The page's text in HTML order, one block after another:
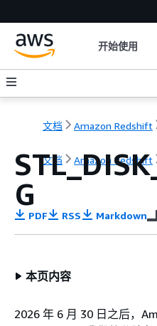
开始使用
文档 Amazon Redshift
文档 Amazon Redshift
G
PDF RSS Markdown
本页内容
2026 年 6 月 30 日之后，